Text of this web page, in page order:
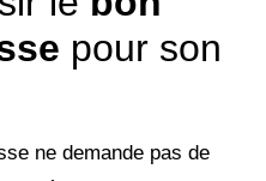
pour son
ne demande pas de